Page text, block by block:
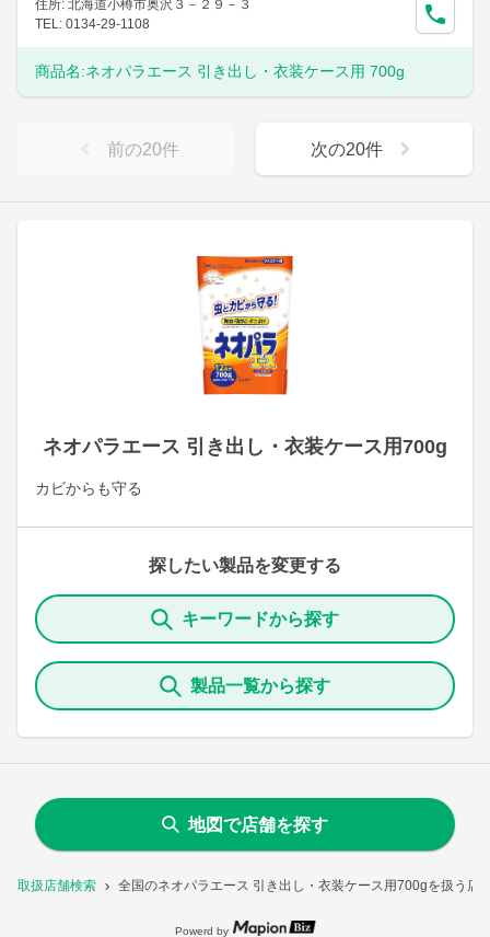
取扱店舗検索 全国のネオパラエース 引き出し・衣装ケース用700gを扱う店
ネオパラエース 引き出し・衣装ケース用700g
カビからも守る
探したい製品を変更する
キーワードから探す
製品一覧から探す
住所: 北海道小樽市奥沢３－２９－３
TEL: 0134-29-1108
商品名:ネオパラエース 引き出し・衣装ケース用 700g
前の20件 次の20件
地図で店舗を探す
Powerd by